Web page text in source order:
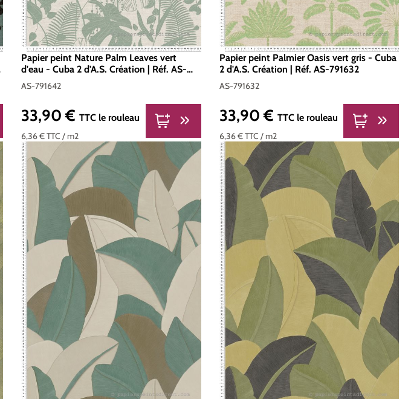
Papier peint Nature Palm Leaves vert
d'eau - Cuba 2 d'A.S. Création | Réf. AS-
791642
AS-791642
6,36 €TTC/ m2
Prix régulier :
33,90 €TTC le rouleau
Papier peint Palmier Oasis vert gris - Cuba
2 d'A.S. Création | Réf. AS-791632
AS-791632
6,36 €TTC / m2
Prix régulier :
33,90 € TTC le rouleau